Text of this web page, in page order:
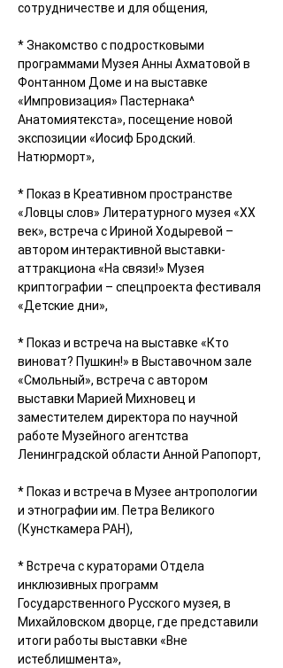
сотрудничестве и для общения,
* Знакомство с подростковыми
программами Музея Анны Ахматовой в
Фонтанном Доме и на выставке
«Импровизация» Пастернака^
Анатомиятекста», посещение новой
экспозиции «Иосиф Бродский.
Натюрморт»,
* Показ в Креативном пространстве
«Ловцы слов» Литературного музея «ХХ
век», встреча с Ириной Ходыревой –
автором интерактивной выставки-
аттракциона «На связи!» Музея
криптографии – спецпроекта фестиваля
«Детские дни»,
* Показ и встреча на выставке «Кто
виноват? Пушкин!» в Выставочном зале
«Смольный», встреча с автором
выставки Марией Михновец и
заместителем директора по научной
работе Музейного агентства
Ленинградской области Анной Рапопорт,
* Показ и встреча в Музее антропологии
и этнографии им. Петра Великого
(Кунсткамера РАН),
* Встреча с кураторами Отдела
инклюзивных программ
Государственного Русского музея, в
Михайловском дворце, где представили
итоги работы выставки «Вне
истеблишмента»,